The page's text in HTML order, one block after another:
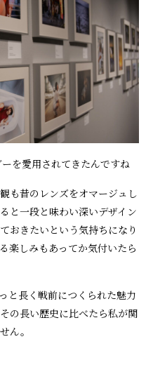
を愛用されてきたんですね
も昔のレンズをオマージュし
と一段と味わい深いデザイン
おきたいという気持ちになり
楽しみもあってか気付いたら
と長く戦前につくられた魅力
の長い歴史に比べたら私が関
ん。